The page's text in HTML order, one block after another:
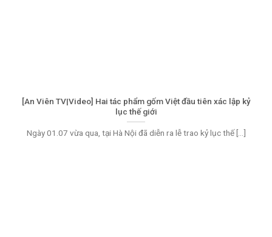
[An Viên TV|Video] Hai tác phẩm gốm Việt đầu tiên xác lập kỷ
lục thế giới
Ngày 01.07 vừa qua, tại Hà Nội đã diễn ra lễ trao kỷ lục thế [...]